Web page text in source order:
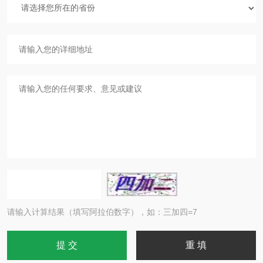
请输入计算结果（填写阿拉伯数字），如：三加四=7